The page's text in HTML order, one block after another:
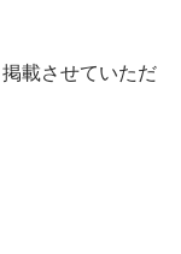
載させていただ